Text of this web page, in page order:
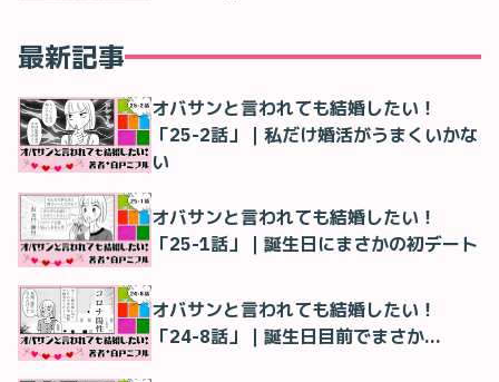
最新記事
オバサンと言われても結婚したい！
「25-2話」｜私だけ婚活がうまくいかな
い
オバサンと言われても結婚したい！
「25-1話」｜誕生日にまさかの初デート
オバサンと言われても結婚したい！
「24-8話」｜誕生日目前でまさか…